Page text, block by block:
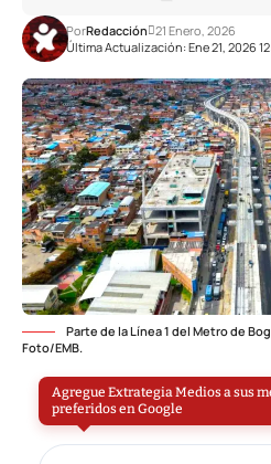
Última Actualización: Ene 21, 2026
PorRedacción 21 Enero, 2026
Parte de la Línea 1 del Metro de
Foto/EMB.
Agregue Extrategia Medios a sus
preferidos en Google